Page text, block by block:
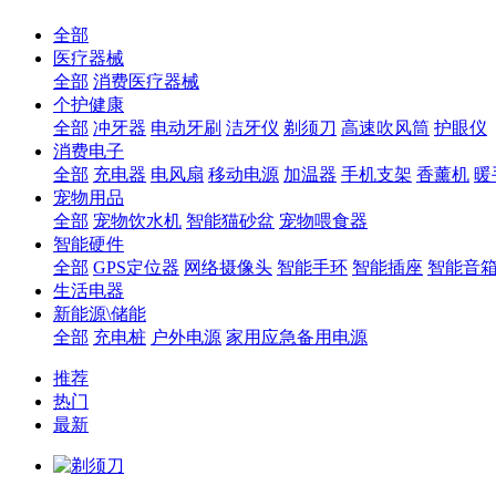
全部
医疗器械
全部 消费医疗器械
个护健康
全部 冲牙器 电动牙刷 洁牙仪 剃须刀 高速吹风筒 护眼仪
消费电子
全部 充电器 电风扇 移动电源 加温器 手机支架 香薰机 暖
宠物用品
全部 宠物饮水机 智能猫砂盆 宠物喂食器
智能硬件
全部 GPS定位器 网络摄像头 智能手环 智能插座 智能音
生活电器
新能源\储能
全部 充电桩 户外电源 家用应急备用电源
推荐
热门
最新